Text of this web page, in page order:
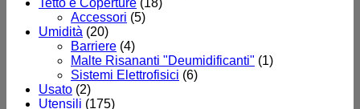
Accessori (5)
Umidità (20)
Barriere (4)
Malte Risananti "Deumidificanti" (1)
Sistemi Elettrofisici (6)
Usato (2)
Utensili (175)